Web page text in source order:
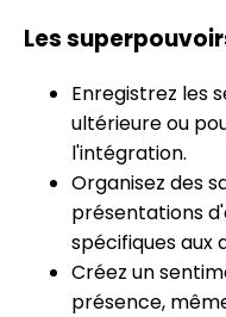
Les
Enregistrez les
ultérieure ou
l'intégration.
Organisez des
présentations
spécifiques aux
Créez un
présence,